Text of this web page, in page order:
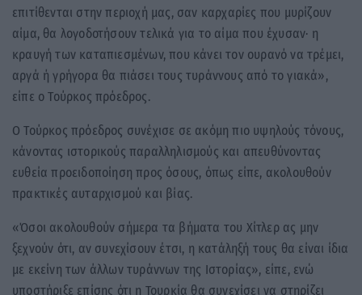
επιτίθενται στην περιοχή μας, σαν καρχαρίες που μυρίζουν
αίμα, θα λογοδοτήσουν τελικά για το αίμα που έχυσαν· η
κραυγή των καταπιεσμένων, που κάνει τον ουρανό να τρέμει,
αργά ή γρήγορα θα πιάσει τους τυράννους από το γιακά»,
είπε ο Τούρκος πρόεδρος.
Ο Τούρκος πρόεδρος συνέχισε σε ακόμη πιο υψηλούς τόνους,
κάνοντας ιστορικούς παραλληλισμούς και απευθύνοντας
ευθεία προειδοποίηση προς όσους, όπως είπε, ακολουθούν
πρακτικές αυταρχισμού και βίας.
«Όσοι ακολουθούν σήμερα τα βήματα του Χίτλερ ας μην
ξεχνούν ότι, αν συνεχίσουν έτσι, η κατάληξή τους θα είναι ίδια
με εκείνη των άλλων τυράννων της Ιστορίας», είπε, ενώ
υποστήριξε επίσης ότι η Τουρκία θα συνεχίσει να στηρίζει